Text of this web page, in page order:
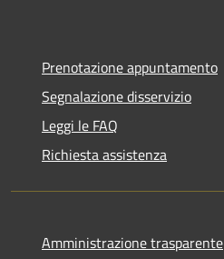
Prenotazione appuntamento
Segnalazione disservizio
Leggi le FAQ
Richiesta assistenza
Amministrazione trasparente